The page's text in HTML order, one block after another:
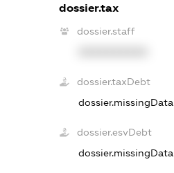
dossier.tax
dossier.staff
dossier.taxDebt
dossier.missingData
dossier.esvDebt
dossier.missingData